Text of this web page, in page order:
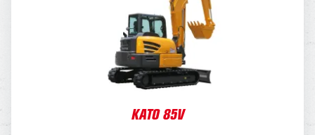
KATO 85V
60,-
45,